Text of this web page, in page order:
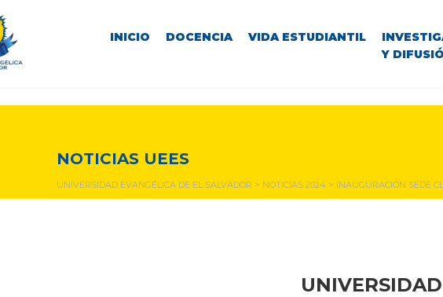
INICIO DOCENCIA VIDA ESTUDIANTIL
Y
NOTICIAS UEES
UNIVERSIDAD EVANGÉLICA DE EL SALVADOR > NOTICIAS 2024 > INAUGURACIÓN SEDE